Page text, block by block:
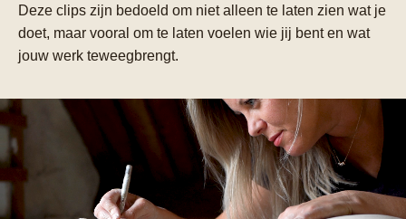
Deze clips zijn bedoeld om niet alleen te laten zien wat je
doet, maar vooral om te laten voelen wie jij bent en wat
jouw werk teweegbrengt.